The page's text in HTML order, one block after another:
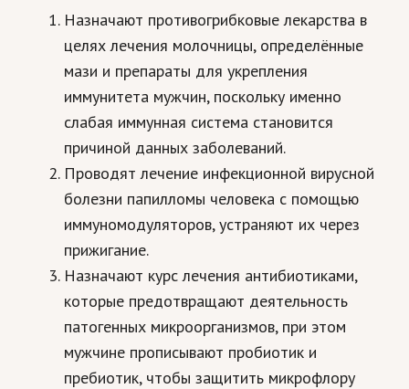
Назначают противогрибковые лекарства в
целях лечения молочницы, определённые
мази и препараты для укрепления
иммунитета мужчин, поскольку именно
слабая иммунная система становится
причиной данных заболеваний.
Проводят лечение инфекционной вирусной
болезни папилломы человека с помощью
иммуномодуляторов, устраняют их через
прижигание.
Назначают курс лечения антибиотиками,
которые предотвращают деятельность
патогенных микроорганизмов, при этом
мужчине прописывают пробиотик и
пребиотик, чтобы защитить микрофлору